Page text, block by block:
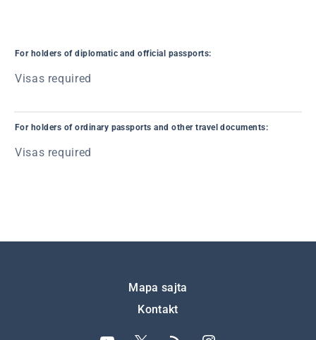
For holders of diplomatic and official passports:
Visas required
For holders of ordinary passports and other travel documents:
Visas required
Mapa sajta
Kontakt